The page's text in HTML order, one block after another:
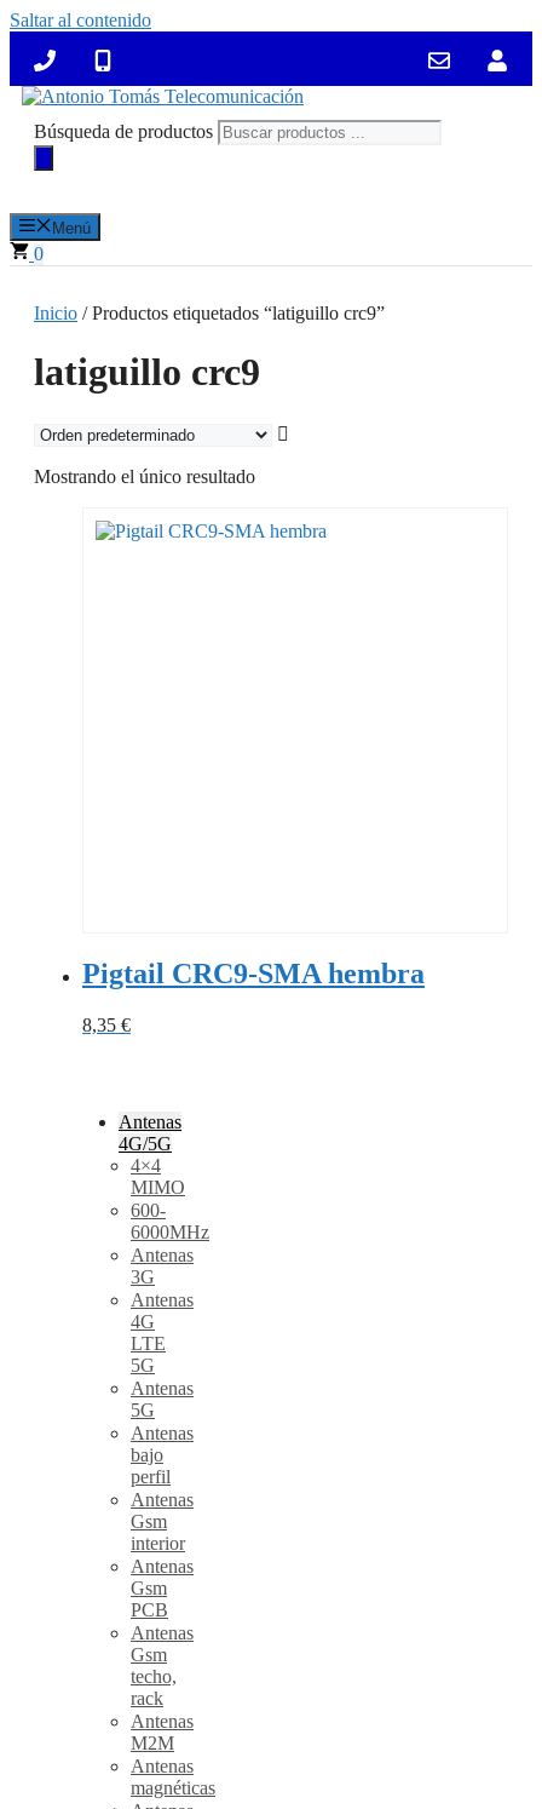
Saltar al contenido
Búsqueda de productos
Menú
0
Inicio / Productos etiquetados “latiguillo crc9”
latiguillo crc9
Mostrando el único resultado
Pigtail CRC9-SMA hembra
8,35 €
Antenas
4G/5G
4×4
MIMO
600-
6000MHz
Antenas
3G
Antenas
4G
LTE
5G
Antenas
5G
Antenas
bajo
perfil
Antenas
Gsm
interior
Antenas
Gsm
PCB
Antenas
Gsm
techo,
rack
Antenas
M2M
Antenas
magnéticas